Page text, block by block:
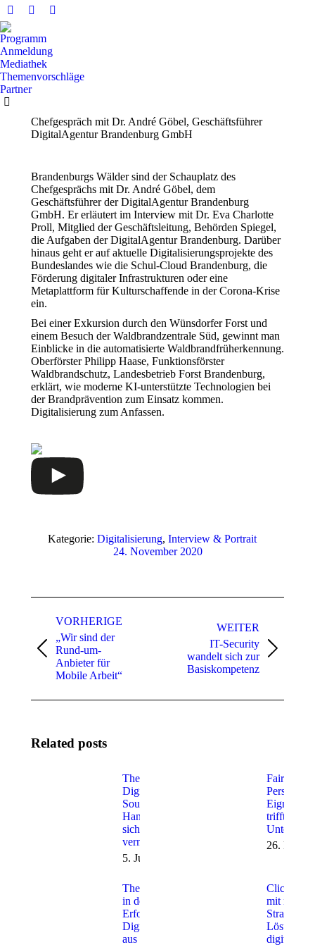
Facebook
Seite
wird
in
einem
neuen
geöffnet
X
wird
in
einem
neuen
geöffnet
YouTube
wird
einem
geöffnet
Programm
Anmeldung
Mediathek
Themenvorschläge
Partner
Chefgespräch mit Dr. André Göbel, Geschäftsführer
DigitalAgentur Brandenburg GmbH
Brandenburgs Wälder sind der Schauplatz des
Chefgesprächs mit Dr. André Göbel, dem
Geschäftsführer der DigitalAgentur Brandenburg
GmbH. Er erläutert im Interview mit Dr. Eva Charlotte
Proll, Mitglied der Geschäftsleitung, Behörden Spiegel,
die Aufgaben der DigitalAgentur Brandenburg. Darüber
hinaus geht er auf aktuelle Digitalisierungsprojekte des
Bundeslandes wie die Schul-Cloud Brandenburg, die
Förderung digitaler Infrastrukturen oder eine
Metaplattform für Kulturschaffende in der Corona-Krise
ein.
Bei einer Exkursion durch den Wünsdorfer Forst und
einem Besuch der Waldbrandzentrale Süd, gewinnt man
Einblicke in die automatisierte Waldbrandfrüherkennung.
Oberförster Philipp Haase, Funktionsförster
Waldbrandschutz, Landesbetrieb Forst Brandenburg,
erklärt, wie moderne KI-unterstützte Technologien bei
der Brandprävention zum Einsatz kommen.
Digitalisierung zum Anfassen.
Kategorie: Digitalisierung, Interview & Portrait
24. November 2020
VORHERIGE
Vorheriger
Beitrag:
„Wir sind der
Rund-um-
Anbieter für
Mobile Arbeit“
WEITER
Nächster
Beitrag:
IT-Security
wandelt sich zur
Basiskompetenz
Related posts
Thementag
Digitale
Souveränität –
Handlungsfähigkeit
sichern in einer
vernetzten Welt
5. Juni 2026
Fairness
trifft
26. März
Thementag: Low Code
in der Praxis:
Erfolgreiche
Digitalisierungsprojekte
aus Kommunen und
Click,
mit neuen
Strategien
Lösungen
digitale